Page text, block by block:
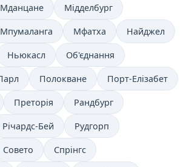
Мданцане Мідделбург
Мпумаланга Мфатха Найджел
Ньюкасл Об'єднання
Полокване Порт-Елізабет
Преторія Рандбург
Річардс-Бей Рудгорп
Совето Спрінгс